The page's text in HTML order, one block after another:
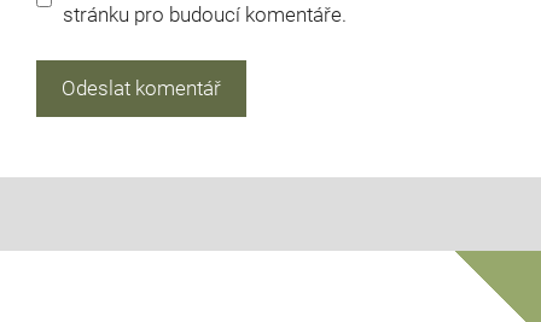
stránku pro budoucí komentáře.